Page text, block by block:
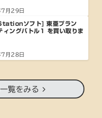
月29日
ソフト] 東亜プラン
ィングバトル1 を買い取りま
月28日
覧をみる